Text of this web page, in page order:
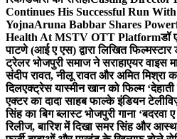
Continues His Successful Run
YojnaAruna Babbar Shares
Health At MSTV OTT Platformडॉ
पाटणे (आई ए एस) द्वारा लिखित
ट्रेलर भोजपुरी समाज ने सराहाएयर वाइस
संदीप रावत, नीलू रावत और अमित मिश्रा
दिलएक्ट्रेस यास्मीन खान को फिल्म
एक्टर का दादा साहब फाल्के इंडियन
सिंह का बिग ब्लास्ट भोजपुरी गाना
रिलीज, बारिश में दिखा समर सिंह और